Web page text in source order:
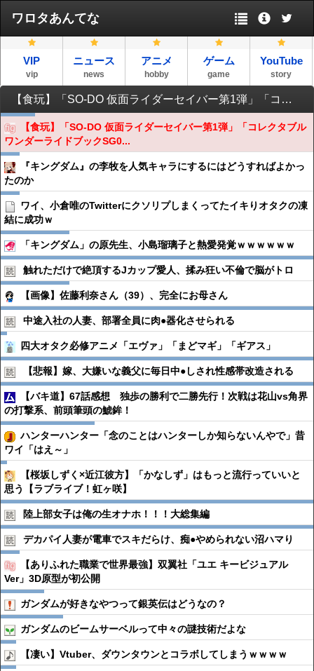
ワロタあんてな
VIP
vip
ニュース
news
アニメ
hobby
ゲーム
game
YouTube
story
【食玩】「SO-DO 仮面ライダーセイバー第1弾」「コレクタブルワンダーライドブックSG02」ほか予約開始
【食玩】「SO-DO 仮面ライダーセイバー第1弾」「コレクタブル
ワンダーライドブックSG0...
『キングダム』の李牧を人気キャラにするにはどうすればよかっ
たのか
ワイ、小倉唯のTwitterにクソリプしまくってたイキりオタクの凍
結に成功ｗ
「キングダム」の原先生、小島瑠璃子と熱愛発覚ｗｗｗｗｗｗ
触れただけで絶頂するJカップ愛人、揉み狂い不倫で脳がトロ
【画像】佐藤利奈さん（39）、完全にお母さん
中途入社の人妻、部署全員に肉●︎器化させられる
四大オタク必修アニメ「エヴァ」「まどマギ」「ギアス」
【悲報】嫁、大嫌いな義父に毎日中●︎しされ性感帯改造される
【バキ道】67話感想 独歩の勝利で二勝先行！次戦は花山vs角界
の打撃系、前頭筆頭の鯱鉾！
ハンターハンター「念のことはハンターしか知らないんやで」昔
ワイ「はえ～」
【桜坂しずく×近江彼方】「かなしず」はもっと流行っていいと
思う【ラブライブ！虹ヶ咲】
陸上部女子は俺の生オナホ！！！大総集編
デカパイ人妻が電車でスキだらけ、痴●︎やめられない沼ハマり
【ありふれた職業で世界最強】双翼社「ユエ キービジュアル
Ver」3D原型が初公開
ガンダムが好きなやつって銀英伝はどうなの？
ガンダムのビームサーベルって中々の謎技術だよな
【凄い】Vtuber、ダウンタウンとコラボしてしまうｗｗｗｗ